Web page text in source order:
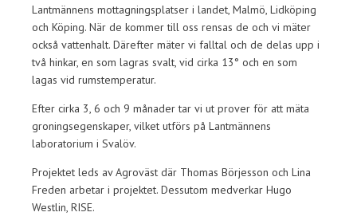
Lantmännens mottagningsplatser i landet, Malmö, Lidköping
och Köping. När de kommer till oss rensas de och vi mäter
också vattenhalt. Därefter mäter vi falltal och de delas upp i
två hinkar, en som lagras svalt, vid cirka 13° och en som
lagas vid rumstemperatur.
Efter cirka 3, 6 och 9 månader tar vi ut prover för att mäta
groningsegenskaper, vilket utförs på Lantmännens
laboratorium i Svalöv.
Projektet leds av Agroväst där Thomas Börjesson och Lina
Freden arbetar i projektet. Dessutom medverkar Hugo
Westlin, RISE.